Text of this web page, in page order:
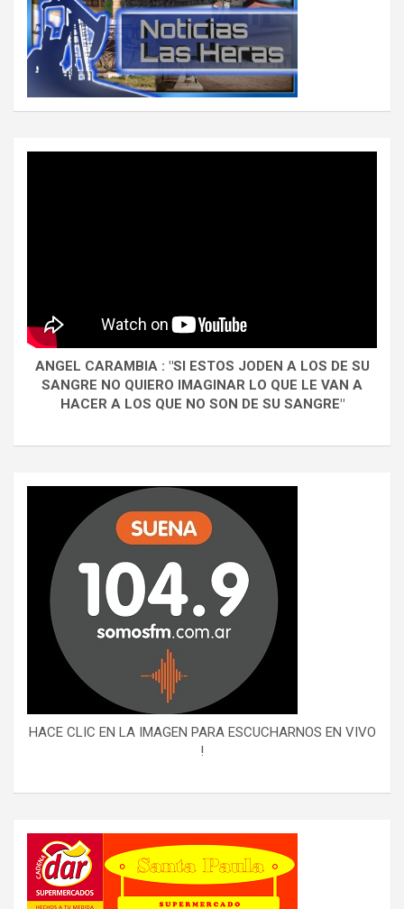
ANGEL CARAMBIA : "SI ESTOS JODEN A LOS DE SU
SANGRE NO QUIERO IMAGINAR LO QUE LE VAN A
HACER A LOS QUE NO SON DE SU SANGRE"
HACE CLIC EN LA IMAGEN PARA ESCUCHARNOS EN VIVO
!